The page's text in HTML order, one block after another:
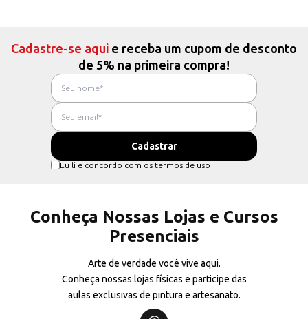
Cadastre-se aqui e receba um cupom de desconto
de 5% na primeira compra!
Eu li e concordo com os termos de uso
Conheça Nossas Lojas e Cursos
Presenciais
Arte de verdade você vive aqui.
Conheça nossas lojas físicas e participe das
aulas exclusivas de pintura e artesanato.